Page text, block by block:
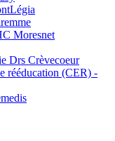
Moresnet
Drs Crèvecoeur
rééducation (CER) -